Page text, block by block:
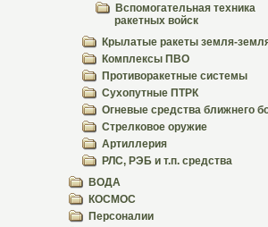
Вспомогательная техника
ракетных войск
Крылатые ракеты земля-
Комплексы ПВО
Противоракетные системы
Сухопутные ПТРК
Огневые средства ближнего
Стрелковое оружие
Артиллерия
РЛС, РЭБ и т.п. средства
ВОДА
КОСМОС
Персоналии